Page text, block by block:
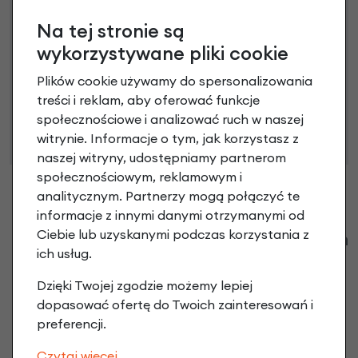
66 Kodeksu Cywilnego. Ostateczna decyzja o warunkach
i przyznaniu kredytu zostanie podjęta po ocenie
zdolności kredytowej.
Klienci zadali następujące pytania o ten
Nikt wcześniej niemiał pytań do tego produktu? A Ty o
co chcesz zapytać?
Na tej stronie są
wykorzystywane pliki cookie
Plików cookie używamy do spersonalizowania
treści i reklam, aby oferować funkcje
społecznościowe i analizować ruch w naszej
witrynie. Informacje o tym, jak korzystasz z
naszej witryny, udostępniamy partnerom
społecznościowym, reklamowym i
analitycznym. Partnerzy mogą połączyć te
informacje z innymi danymi otrzymanymi od
Ciebie lub uzyskanymi podczas korzystania z
ich usług.
Dzięki Twojej zgodzie możemy lepiej
dopasować ofertę do Twoich zainteresowań i
preferencji.